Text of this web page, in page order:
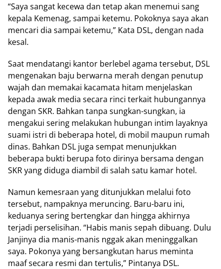
“Saya sangat kecewa dan tetap akan menemui sang
kepala Kemenag, sampai ketemu. Pokoknya saya akan
mencari dia sampai ketemu,” Kata DSL, dengan nada
kesal.
Saat mendatangi kantor berlebel agama tersebut, DSL
mengenakan baju berwarna merah dengan penutup
wajah dan memakai kacamata hitam menjelaskan
kepada awak media secara rinci terkait hubungannya
dengan SKR. Bahkan tanpa sungkan-sungkan, ia
mengakui sering melakukan hubungan intim layaknya
suami istri di beberapa hotel, di mobil maupun rumah
dinas. Bahkan DSL juga sempat menunjukkan
beberapa bukti berupa foto dirinya bersama dengan
SKR yang diduga diambil di salah satu kamar hotel.
Namun kemesraan yang ditunjukkan melalui foto
tersebut, nampaknya meruncing. Baru-baru ini,
keduanya sering bertengkar dan hingga akhirnya
terjadi perselisihan. “Habis manis sepah dibuang. Dulu
Janjinya dia manis-manis nggak akan meninggalkan
saya. Pokonya yang bersangkutan harus meminta
maaf secara resmi dan tertulis,” Pintanya DSL.